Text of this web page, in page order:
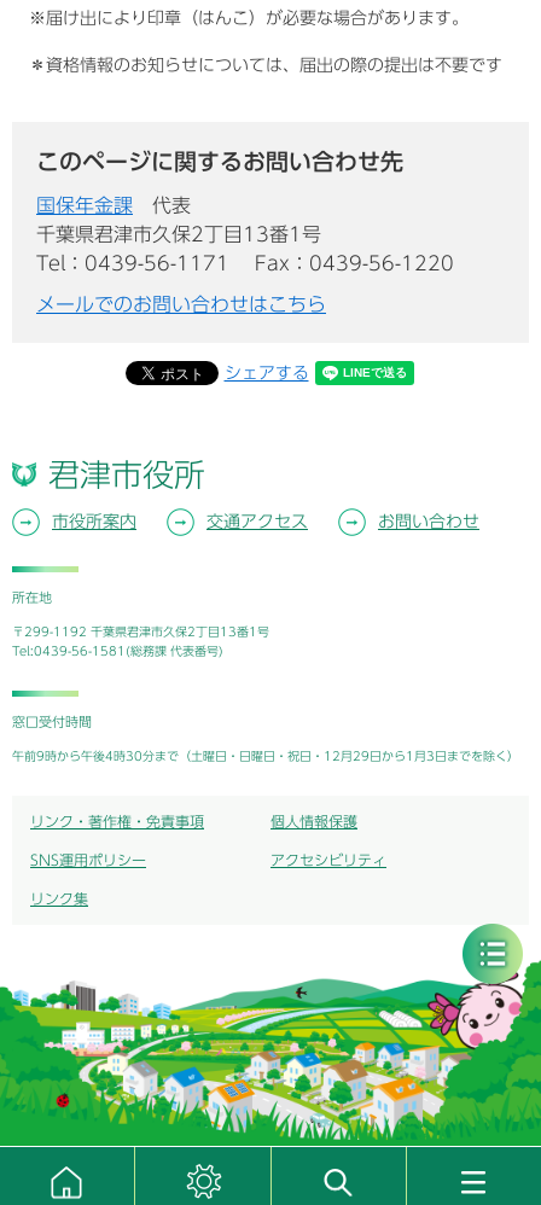
※届け出により印章（はんこ）が必要な場合があります。
＊資格情報のお知らせについては、届出の際の提出は不要です
このページに関するお問い合わせ先
国保年金課
代表
千葉県君津市久保2丁目13番1号
Tel：0439-56-1171
Fax：0439-56-1220
メールでのお問い合わせはこちら
シェアする
君津市役所
市役所案内 交通アクセス お問い合わせ
所在地
〒299-1192 千葉県君津市久保2丁目13番1号
Tel:0439-56-1581(総務課 代表番号)
窓口受付時間
午前9時から午後4時30分まで（土曜日・日曜日・祝日・12月29日から1月3日までを除く）
リンク・著作権・免責事項 個人情報保護
SNS運用ポリシー アクセシビリティ
リンク集